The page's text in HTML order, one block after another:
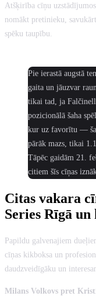
Atšķirība cīņu
nomākt pretinieku,
spēku taupību.
Pie ierastā augstā
gaita un jāuzvar
tikai tad, ja
pozicionālā šaha
kur uz favorītu —
pārāk mazs, tikai
Tāpēc gaidām 21.
citiem šīs cīņas
Citas vakara
Series Rīgā
Papildu galvenajiem
cīņas kikboksa un
daudzveidīgāku un
Milans Volkovs pret